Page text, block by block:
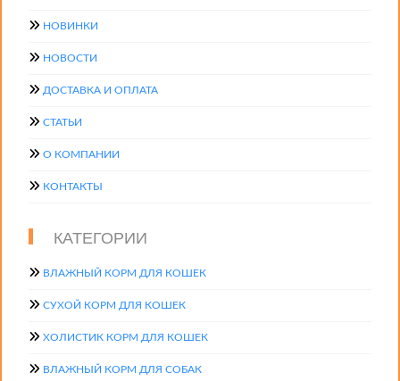
НОВИНКИ
НОВОСТИ
ДОСТАВКА И ОПЛАТА
СТАТЬИ
О КОМПАНИИ
КОНТАКТЫ
КАТЕГОРИИ
ВЛАЖНЫЙ КОРМ ДЛЯ КОШЕК
СУХОЙ КОРМ ДЛЯ КОШЕК
ХОЛИСТИК КОРМ ДЛЯ КОШЕК
ВЛАЖНЫЙ КОРМ ДЛЯ СОБАК